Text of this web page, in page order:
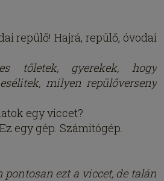
repülő! Hajrá, repülő, óvodai
tőletek, gyerekek, hogy
milyen repülőverseny
egy viccet?
egy gép. Számítógép.
pontosan ezt a viccet, de talán